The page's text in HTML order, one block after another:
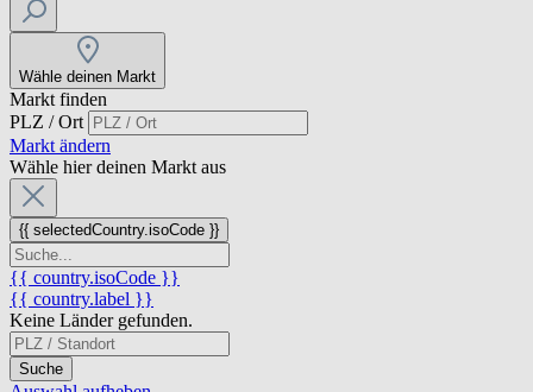
Wähle deinen Markt
Markt finden
PLZ / Ort
Markt ändern
Wähle hier deinen Markt aus
{{ selectedCountry.isoCode }}
{{ country.isoCode }}
{{ country.label }}
Keine Länder gefunden.
Suche